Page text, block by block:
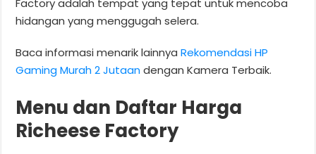
Factory adalah tempat yang tepat untuk mencoba
hidangan yang menggugah selera.
Baca informasi menarik lainnyaRekomendasi HP
Gaming Murah 2 Jutaandengan Kamera Terbaik.
Menu dan Daftar Harga
Richeese Factory